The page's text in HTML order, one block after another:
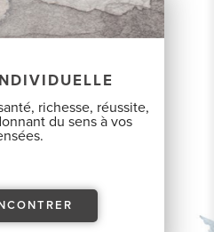
richesse, réussite,
du sens à vos